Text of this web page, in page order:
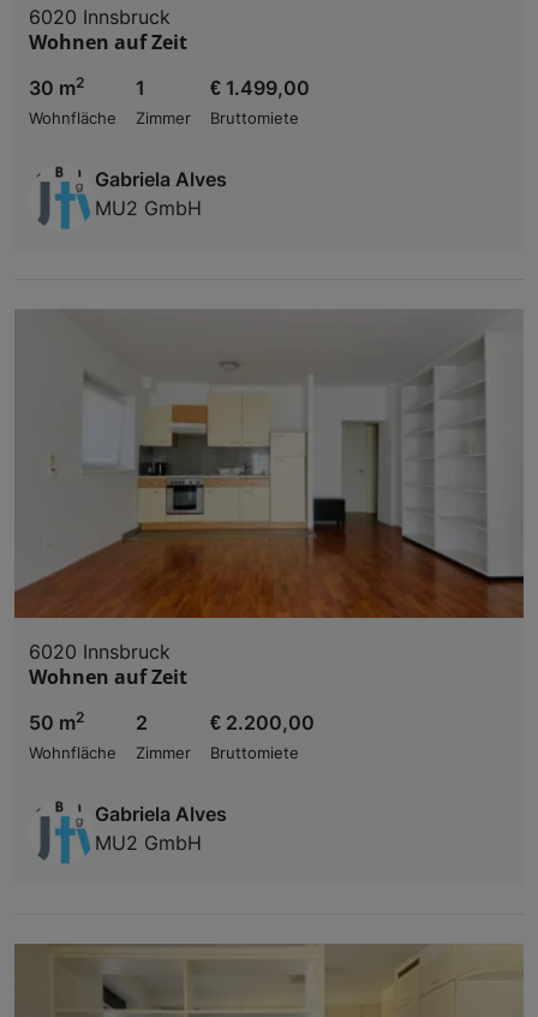
6020 Innsbruck
Wohnen auf Zeit
30 m2
Wohnfläche
1
Zimmer
€ 1.499,00
Bruttomiete
Gabriela Alves
MU2 GmbH
6020 Innsbruck
Wohnen auf Zeit
50 m2
Wohnfläche
2
Zimmer
€ 2.200,00
Bruttomiete
Gabriela Alves
MU2 GmbH